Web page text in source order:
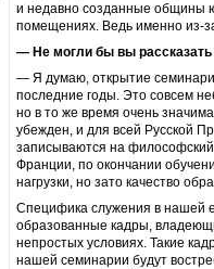
и недавно созданные общины
помещениях. Ведь именно из-
— Не могли бы вы
— Я думаю, открытие
последние годы. Это совсем
но в то же время очень
убежден, и для всей Русской
записываются на
Франции, по окончании
нагрузки, но зато качество
Специфика служения в нашей
образованные кадры,
непростых условиях. Такие
нашей семинарии будут